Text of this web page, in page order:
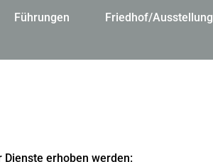
Führungen Friedhof/Ausstellung
erhoben werden: